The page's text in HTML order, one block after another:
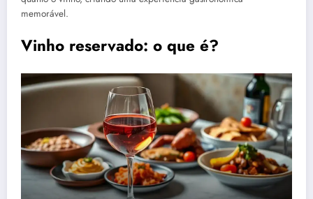
memorável.
Vinho reservado: o que é?